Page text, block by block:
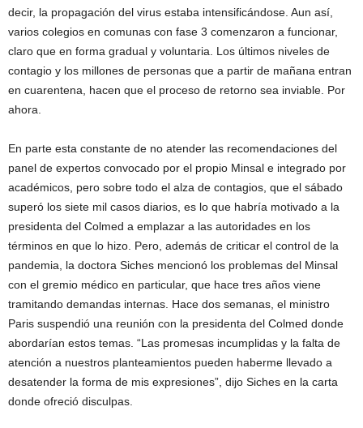
decir, la propagación del virus estaba intensificándose. Aun así,
varios colegios en comunas con fase 3 comenzaron a funcionar,
claro que en forma gradual y voluntaria. Los últimos niveles de
contagio y los millones de personas que a partir de mañana entran
en cuarentena, hacen que el proceso de retorno sea inviable. Por
ahora.
En parte esta constante de no atender las recomendaciones del
panel de expertos convocado por el propio Minsal e integrado por
académicos, pero sobre todo el alza de contagios, que el sábado
superó los siete mil casos diarios, es lo que habría motivado a la
presidenta del Colmed a emplazar a las autoridades en los
términos en que lo hizo. Pero, además de criticar el control de la
pandemia, la doctora Siches mencionó los problemas del Minsal
con el gremio médico en particular, que hace tres años viene
tramitando demandas internas. Hace dos semanas, el ministro
Paris suspendió una reunión con la presidenta del Colmed donde
abordarían estos temas. “Las promesas incumplidas y la falta de
atención a nuestros planteamientos pueden haberme llevado a
desatender la forma de mis expresiones”, dijo Siches en la carta
donde ofreció disculpas.